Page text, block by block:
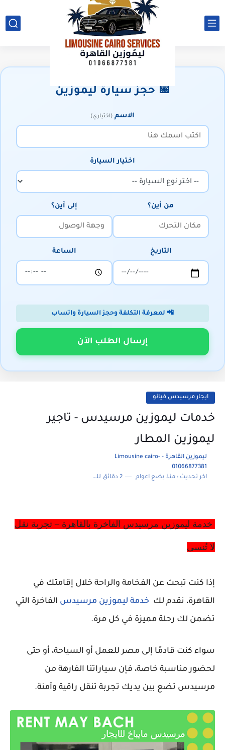
📅 حجز سيارة ليموزين
الاسم (اختياري)
اختيار السيارة
من أين؟ إلى أين؟
التاريخ الساعة
📲 لمعرفة التكلفة وحجز السيارة واتساب
إرسال الطلب الآن
ايجار مرسيدس فيانو
خدمات ليموزين مرسيدس - تاجير
ليموزين المطار
ليموزين القاهرة - Limousine cairo-
01066877381
اخر تحديث :منذ بضع اعوام 2 دقائق للقراءة
خدمة ليموزين مرسيدس الفاخرة بالقاهرة – تجربة نقل
لا تُنسى
إذا كنت تبحث عن الفخامة والراحة خلال إقامتك في
القاهرة، نقدم لك خدمة ليموزين مرسيدس الفاخرة التي
تضمن لك رحلة مميزة في كل مرة.
سواء كنت قادمًا إلى مصر للعمل أو السياحة، أو حتى
لحضور مناسبة خاصة، فإن سياراتنا الفارهة من
مرسيدس تضع بين يديك تجربة تنقل راقية وآمنة.